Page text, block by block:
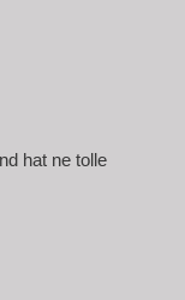
hat ne tolle